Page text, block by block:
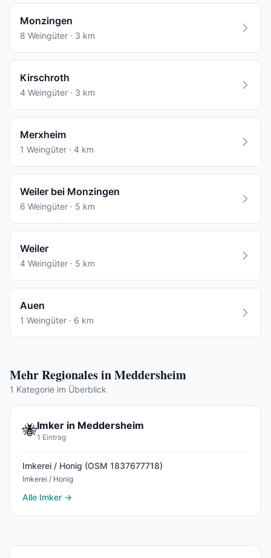
Monzingen
8 Weingüter · 3 km
Kirschroth
4 Weingüter · 3 km
Merxheim
1 Weingüter · 4 km
Weiler bei Monzingen
6 Weingüter · 5 km
Weiler
4 Weingüter · 5 km
Auen
1 Weingüter · 6 km
Mehr Regionales in Meddersheim
1 Kategorie im Überblick
🐝Imker in Meddersheim
1 Eintrag
Imkerei / Honig (OSM 1837677718)
Imkerei / Honig
Alle Imker →